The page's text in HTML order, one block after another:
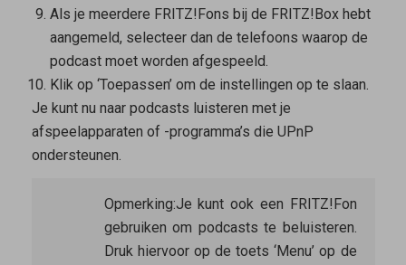
Als je meerdere FRITZ!Fons bij de FRITZ!Box hebt
aangemeld, selecteer dan de telefoons waarop de
podcast moet worden afgespeeld.
Klik op ‘Toepassen’ om de instellingen op te slaan.
Je kunt nu naar podcasts luisteren met je
afspeelapparaten of -programma’s die UPnP
ondersteunen.
Opmerking:Je kunt ook een FRITZ!Fon
gebruiken om podcasts te beluisteren.
Druk hiervoor op de toets ‘Menu’ op de